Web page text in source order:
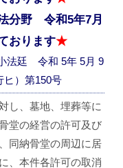
分野 令和5年7月
おります★
法廷 令和 5年 5月 9
）第150号
し、墓地、埋葬等に
堂の経営の許可及び
同納骨堂の周辺に居
、本件各許可の取消